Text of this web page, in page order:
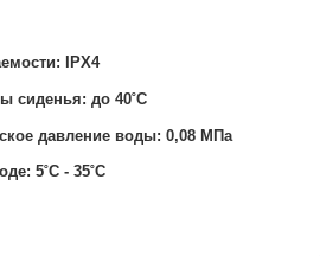
IPX4
сиденья: до 40˚С
давление воды: 0,08 МПа
5˚С - 35˚С